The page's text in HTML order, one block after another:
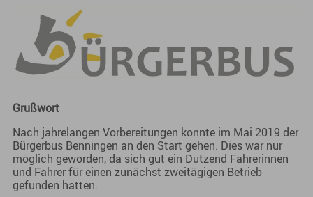
Grußwort
Nach jahrelangen Vorbereitungen konnte im Mai 2019 der
Bürgerbus Benningen an den Start gehen. Dies war nur
möglich geworden, da sich gut ein Dutzend Fahrerinnen
und Fahrer für einen zunächst zweitägigen Betrieb
gefunden hatten.